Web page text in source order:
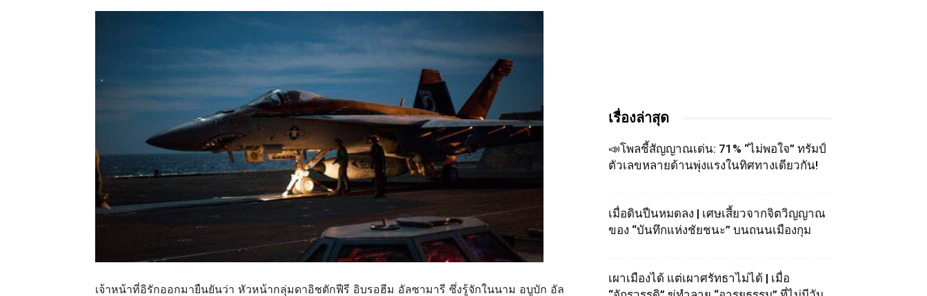
เจ้าหน้าที่อิรักออกมายืนยันว่า หัวหน้ากลุ่มดาอิชตักฟีรี อิบรอฮีม อัลซามารี ซึ่งรู้จักในนาม อบูบัก อัล
เรื่องล่าสุด
📣โพลชี้สัญญาณเด่น: 71% “ไม่พอใจ” ทรัมป์
ตัวเลขหลายด้านพุ่งแรงในทิศทางเดียวกัน!
เมื่อดินปืนหมดลง | เศษเสี้ยวจากจิตวิญญาณ
ของ “บันทึกแห่งชัยชนะ” บนถนนเมืองกุม
เผาเมืองได้ แต่เผาศรัทธาไม่ได้ | เมื่อ